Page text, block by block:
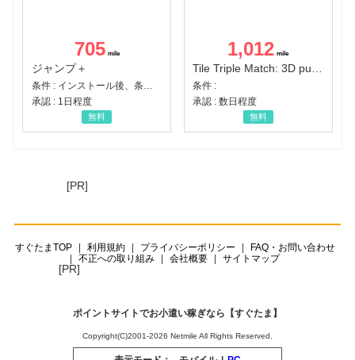
705
ジャンプ＋
承認 : 1日程度
無料
1,012
条件 :
承認 : 数日程度
無料
[PR]
すぐたまTOP 利用規約 プライバシーポリシー
FAQ・お問い合わせ
不正への取り組み
会社概要 サイトマップ
[PR]
ポイントサイトでお小遣い稼ぎなら【すぐたま】
Copyright(C)2001-2026 Netmile All Rights Reserved.